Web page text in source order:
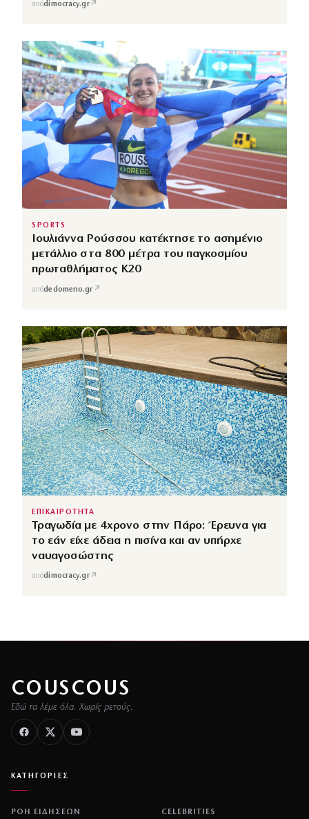
απόdimocracy.gr↗
SPORTS
Ιουλιάννα Ρούσσου κατέκτησε το ασημένιο
μετάλλιο στα 800 μέτρα του παγκοσμίου
πρωταθλήματος Κ20
απόdedomeno.gr ↗
ΕΠΙΚΑΙΡΟΤΗΤΑ
Τραγωδία με 4χρονο στην Πάρο: Έρευνα για
το εάν είχε άδεια η πισίνα και αν υπήρχε
ναυαγοσώστης
απόdimocracy.gr↗
COUSCOUS
Εδώ τα λέμε όλα. Χωρίς ρετούς.
ΚΑΤΗΓΟΡΙΕΣ
ΡΟΗ ΕΙΔΗΣΕΩΝ CELEBRITIES